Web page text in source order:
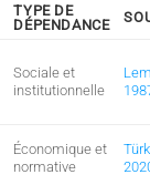
TYPE DE
DÉPENDANCE
Sociale et
institutionnelle
Économique et
normative